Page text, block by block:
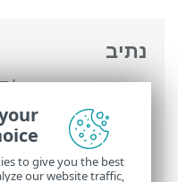
נתיב
העזרה המקוונת של ESET
Ultimate
>
החרגות>החרגות
של אי הכללה של
to give you the best
our website traffic,